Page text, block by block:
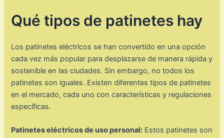
Qué tipos de patinetes hay
Los patinetes eléctricos se han convertido en una opción
cada vez más popular para desplazarse de manera rápida y
sostenible en las ciudades. Sin embargo, no todos los
patinetes son iguales. Existen diferentes tipos de patinetes
en el mercado, cada uno con características y regulaciones
específicas.
Patinetes eléctricos de uso personal: Estos patinetes son